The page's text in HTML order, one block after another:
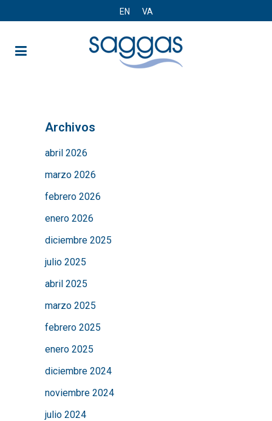
EN VA
Archivos
abril 2026
marzo 2026
febrero 2026
enero 2026
diciembre 2025
julio 2025
abril 2025
marzo 2025
febrero 2025
enero 2025
diciembre 2024
noviembre 2024
julio 2024